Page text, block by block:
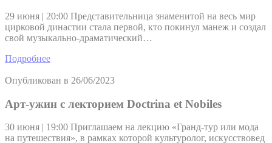
29 июня | 20:00 Представительница знаменитой на весь мир
цирковой династии стала первой, кто покинул манеж и создал
свой музыкально-драматический…
Подробнее
Опубликован в 26/06/2023
Арт-ужин с лекторием Doctrina et Nobiles
30 июня | 19:00 Приглашаем на лекцию «Гранд-тур или мода
на путешествия», в рамках которой культуролог, искусствовед